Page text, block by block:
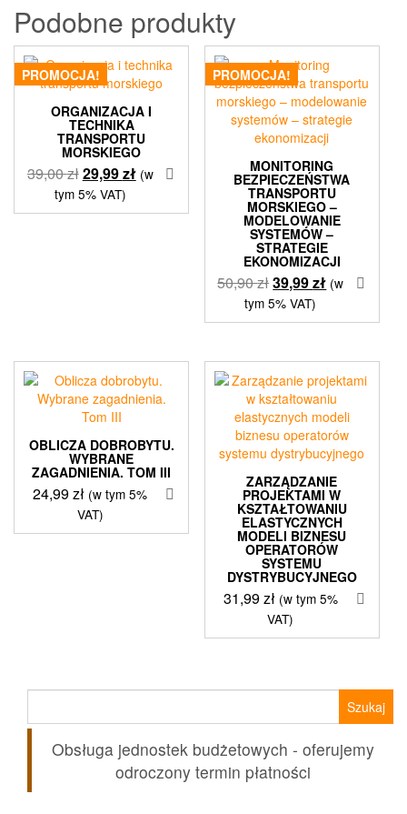
Podobne produkty
PROMOCJA!
ORGANIZACJA I
TECHNIKA
TRANSPORTU
MORSKIEGO
39,00złPierwotna
cena
wynosiła:
29,99złAktualna
wynosi:
(w
tym 5% VAT)
PROMOCJA!
MONITORING
BEZPIECZEŃSTWA
TRANSPORTU
MORSKIEGO –
MODELOWANIE
SYSTEMÓW –
STRATEGIE
EKONOMIZACJI
50,90złPierwotna
cena
wynosiła:
39,99złAktualna
wynosi:
(w
tym 5% VAT)
OBLICZA DOBROBYTU.
WYBRANE
ZAGADNIENIA. TOM III
24,99zł (w tym 5%
VAT)
ZARZĄDZANIE
PROJEKTAMI W
KSZTAŁTOWANIU
ELASTYCZNYCH
MODELI BIZNESU
OPERATORÓW
SYSTEMU
DYSTRYBUCYJNEGO
31,99zł (w tym 5%
VAT)
Obsługa jednostek budżetowych - oferujemy
odroczony termin płatności